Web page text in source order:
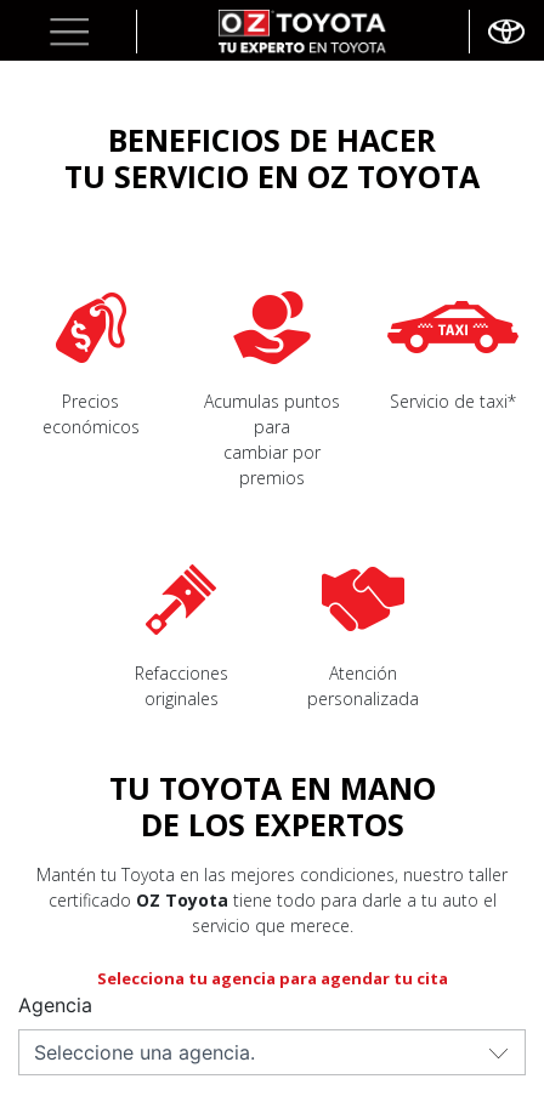
BENEFICIOS DE HACER
TU SERVICIO EN OZ TOYOTA
Precios
económicos
Acumulas puntos
para
cambiar por
premios
Servicio de taxi*
Refacciones
originales
Atención
personalizada
TU TOYOTA EN MANO
DE LOS EXPERTOS
Mantén tu Toyota en las mejores condiciones, nuestro taller
certificado OZ Toyota tiene todo para darle a tu auto el
servicio que merece.
Selecciona tu agencia para agendar tu cita
Agencia